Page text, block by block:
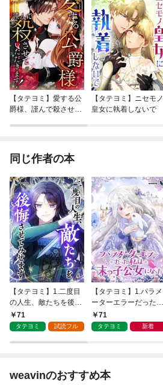
【タテヨミ】愛する公
爵様、謹んで殺させて
【タテヨミ】ニセモノ
皇女に執着しないで
同じ作者の本
【タテヨミ】1.二度目
の人生、敵たちを後悔
させてみせます
71
タテヨミ 試読フル
【タテヨミ】1.パラメ
ーターエラーだった私
は末っ子公女になった
71
タテヨミ 新着
weavinのおすすめ本